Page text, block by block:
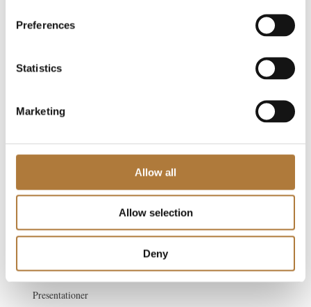
Preferences
Statistics
Marketing
Allow all
Allow selection
Deny
För investerare
Bolagsstämmor
Koncernledning
Styrelseutskott
Bolagsordning
Pressmeddelanden
Finansiell kalender
Presentationer